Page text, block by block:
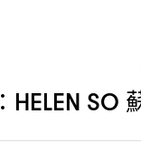
：HELEN SO